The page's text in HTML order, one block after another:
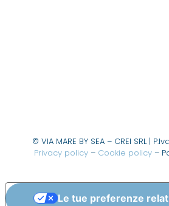
© VIA MARE BY SEA – CREI SRL |
Privacy policy – Cookie policy –
Le tue preferenze